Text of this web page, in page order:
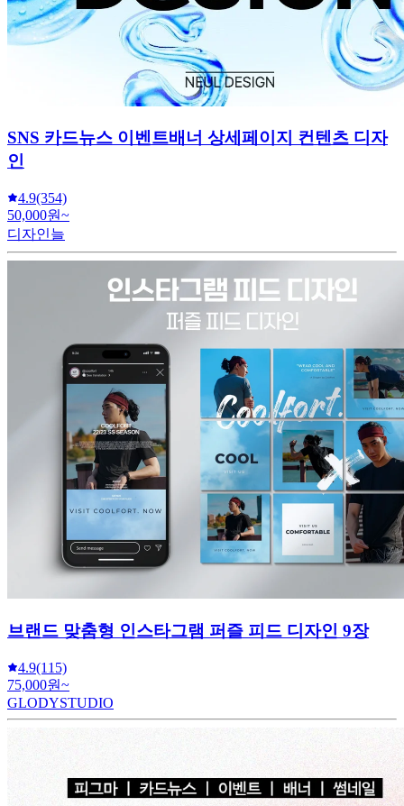
SNS 카드뉴스 이벤트배너 상세페이지 컨텐츠 디자
인
4.9(354)
50,000원~
디자인늘
브랜드 맞춤형 인스타그램 퍼즐 피드 디자인 9장
4.9(115)
75,000원~
GLODYSTUDIO